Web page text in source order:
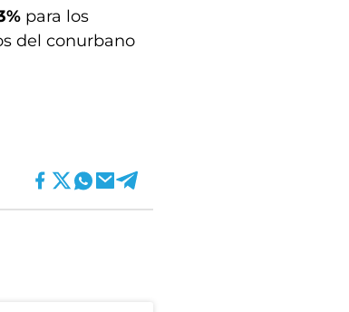
para los
del conurbano